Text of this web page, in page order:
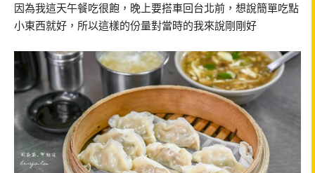
因為我這天午餐吃很飽，晚上要搭車回台北前，想說簡單吃點
小東西就好，所以這樣的份量對當時的我來說剛剛好